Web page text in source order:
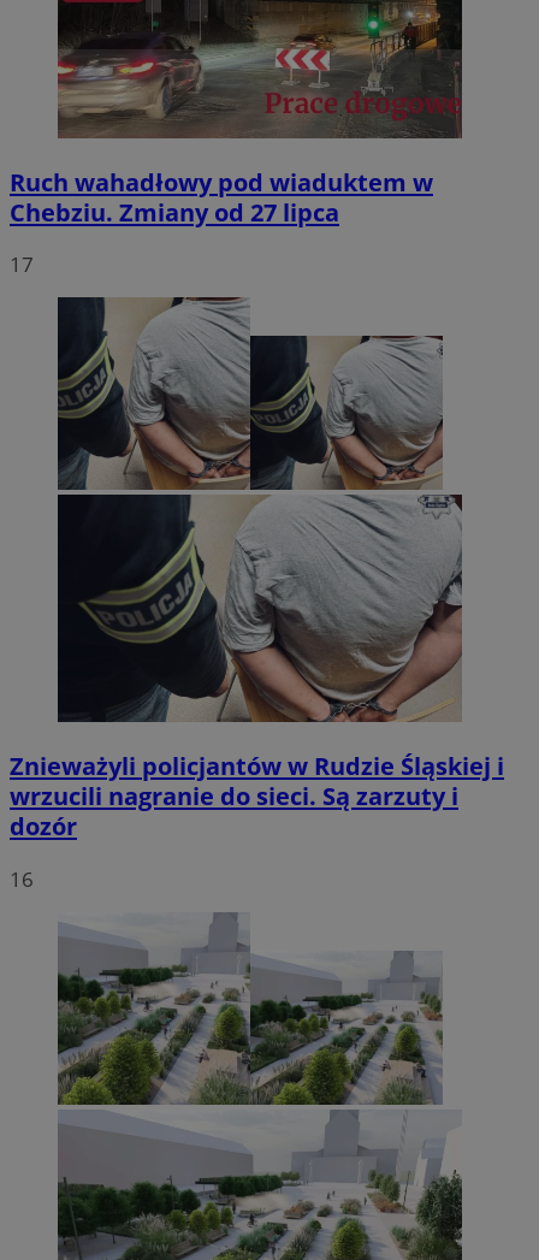
Ruch wahadłowy pod wiaduktem w
Chebziu. Zmiany od 27 lipca
17
Znieważyli policjantów w Rudzie Śląskiej i
wrzucili nagranie do sieci. Są zarzuty i
dozór
16